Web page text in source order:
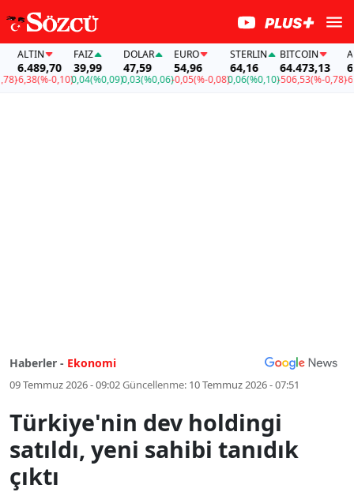
ALTIN
6.489,70
-6,38(%-0,10)
FAİZ
39,99
0,04(%0,09)
DOLAR
47,59
0,03(%0,06)
EURO
54,96
-0,05(%-0,08)
STERLIN
64,16
0,06(%0,10)
BITCOIN
64.473,13
-506,53(%-0,78)-6,38
Haberler - Ekonomi
09 Temmuz 2026 - 09:02Güncellenme: 10 Temmuz 2026 - 07:51
Türkiye'nin dev holdingi
satıldı, yeni sahibi tanıdık
çıktı